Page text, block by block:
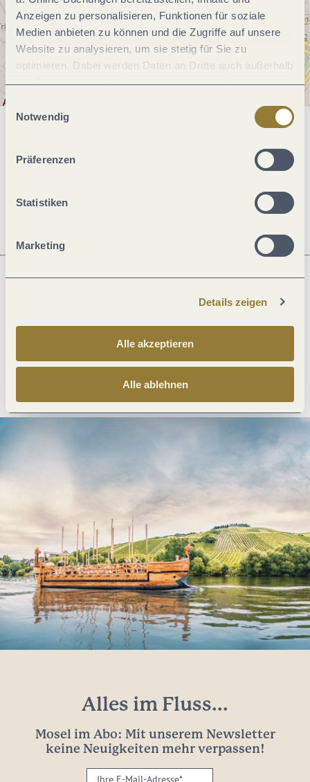
Anzeigen zu personalisieren, Funktionen für soziale
Medien anbieten zu können und die Zugriffe auf unsere
Website zu analysieren, um sie stetig für Sie zu
optimieren. Dabei werden Daten an Dritte auch außerhalb
der Europäischen Union weitergegeben und dort
jederzeit widerrufen werden. Mit der Auswahl "Alle
ablehnen" kann es zu Beeinträchtigungen in der Nutzung
Einwilligungsauswahl
Notwendig
Präferenzen
Statistiken
Marketing
Details zeigen
Alle akzeptieren
Alle ablehnen
Alles im Fluss...
Mosel im Abo: Mit unserem Newsletter
keine Neuigkeiten mehr verpassen!
Ihre